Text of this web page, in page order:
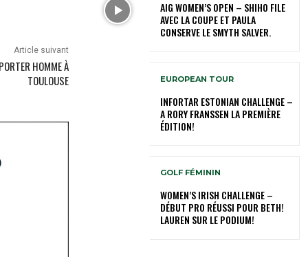
Article suivant
HOMME À
TOULOUSE
AIG WOMEN’S OPEN – SHIHO FILE
AVEC LA COUPE ET PAULA
CONSERVE LE SMYTH SALVER.
EUROPEAN TOUR
INFORTAR ESTONIAN CHALLENGE –
A RORY FRANSSEN LA PREMIÈRE
ÉDITION!
GOLF FÉMININ
WOMEN’S IRISH CHALLENGE –
DÉBUT PRO RÉUSSI POUR BETH!
LAUREN SUR LE PODIUM!